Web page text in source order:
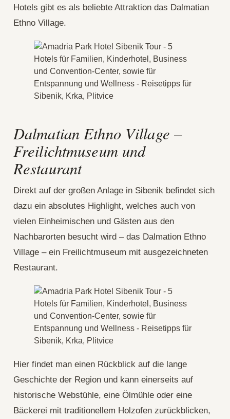
Hotels gibt es als beliebte Attraktion das Dalmatian
Ethno Village.
Dalmatian Ethno Village –
Freilichtmuseum und
Restaurant
Direkt auf der großen Anlage in Sibenik befindet sich
dazu ein absolutes Highlight, welches auch von
vielen Einheimischen und Gästen aus den
Nachbarorten besucht wird – das Dalmation Ethno
Village – ein Freilichtmuseum mit ausgezeichneten
Restaurant.
Hier findet man einen Rückblick auf die lange
Geschichte der Region und kann einerseits auf
historische Webstühle, eine Ölmühle oder eine
Bäckerei mit traditionellem Holzofen zurückblicken,